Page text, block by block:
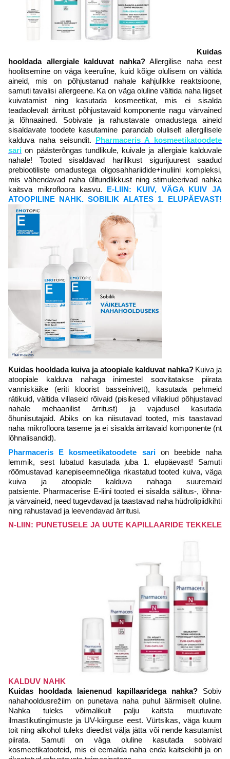
Kuidas
hooldada allergiale kalduvat nahka?Allergilise naha eest
hoolitsemine on väga keeruline, kuid kõige olulisem on vältida
aineid, mis on põhjustanud nahale kahjulikke reaktsioone,
samuti tavalisi allergeene. Ka on väga oluline vältida naha liigset
kuivatamist ning kasutada kosmeetikat, mis ei sisalda
teadaolevalt ärritust põhjustavaid komponente nagu värvained
ja lõhnaained. Sobivate ja rahustavate omadustega aineid
sisaldavate toodete kasutamine parandab oluliselt allergilisele
kalduva naha seisundit.
Pharmaceris A kosmeetikatoodete
sari on päästerõngas tundlikule, kuivale ja allergiale kalduvale
nahale! Tooted sisaldavad harilikust sigurijuurest saadud
prebiootiliste omadustega oligosahhariidide+inuliini kompleksi,
mis vähendavad naha ülitundlikkust ning stimuleerivad nahka
kaitsva mikrofloora kasvu.
E-LIIN: KUIV, VÄGA KUIV JA
ATOOPILINE NAHK. SOBILIK ALATES 1. ELUPÄEVAST!
Kuidas hooldada kuiva ja atoopiale kalduvat nahka? Kuiva ja
atoopiale kalduva nahaga inimestel soovitatakse piirata
vanniskäike (eriti kloorist basseinivett), kasutada pehmeid
rätikuid, vältida villaseid rõivaid (pisikesed villakiud põhjustavad
nahale mehaanilist ärritust) ja vajadusel kasutada
õhuniisutajaid.Abiks on ka niisutavad tooted, mis taastavad
naha mikrofloora taseme ja ei sisalda ärritavaid komponente (nt
lõhnalisandid).
Pharmaceris E kosmeetikatoodete sarion beebide naha
lemmik, sest lubatud kasutada juba 1. elupäevast! Samuti
rõõmustavad kanepiseemneõliga rikastatud tooted kuiva, väga
kuiva ja atoopiale kalduva nahaga suuremaid
patsiente. Pharmacerise E-liini tooted ei sisalda sälitus-, lõhna-
ja värvaineid, need tugevdavad ja taastavad naha hüdrolipiidkihti
ning rahustavad ja leevendavad ärritusi.
N-LIIN: PUNETUSELE JA UUTE KAPILLAARIDE TEKKELE
KALDUV NAHK
Kuidas hooldada laienenud kapillaaridega nahka? Sobiv
nahahooldusrežiim on punetava naha puhul äärmiselt oluline.
Nahka tuleks võimalikult palju kaitsta muutuvate
ilmastikutingimuste ja UV-kiirguse eest. Vürtsikas, väga kuum
toit ning alkohol tuleks dieedist välja jätta või nende kasutamist
piirata. Samuti on väga oluline kasutada sobivaid
kosmeetikatooteid, mis ei eemalda naha enda kaitsekihti ja on